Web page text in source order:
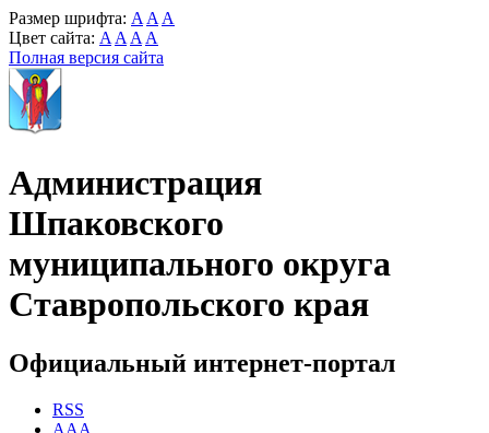
Размер шрифта: A A A
Цвет сайта: A A A A
Полная версия сайта
Администрация
Шпаковского
муниципального округа
Ставропольского края
Официальный интернет-портал
RSS
AAA